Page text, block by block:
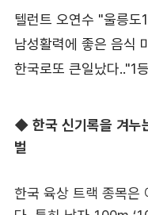
◆ 한국 신기록을 겨누
벌
한국 육상 트랙 종목은